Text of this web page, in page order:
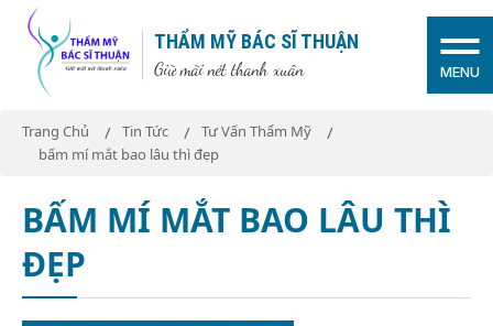
THẨM MỸ BÁC SĨ THUẬN
Giữ mãi nét thanh xuân MENU
Trang Chủ Tin Tức
Tư Vấn Thẩm Mỹ
bấm mí mắt bao lâu thì đẹp
BẤM MÍ MẮT BAO LÂU THÌ
ĐẸP